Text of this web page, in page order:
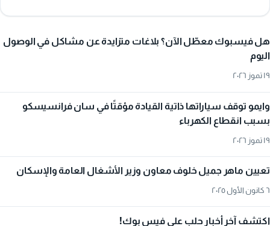
هل فيسبوك معطّل الآن؟ بلاغات متزايدة عن مشاكل في الوصول
اليوم
١٩ تموز ٢٠٢٦
وايمو توقف سياراتها ذاتية القيادة مؤقتًا في سان فرانسيسكو
بسبب انقطاع الكهرباء
١٩ تموز ٢٠٢٦
تعيين ماهر جميل خلوف معاون وزير الأشغال العامة والإسكان
٦ كانون الأول ٢٠٢٥
اكتشف آخر أخبار حلب على فيس بوك!